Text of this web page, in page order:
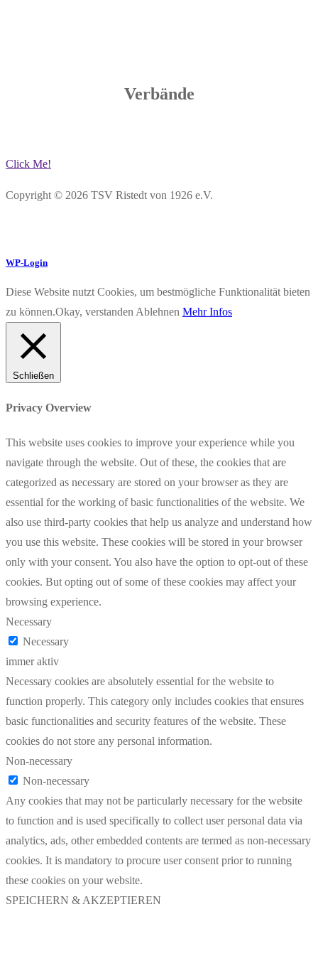
Verbände
Click Me!
Copyright © 2026 TSV Ristedt von 1926 e.V.
WP-Login
Diese Website nutzt Cookies, um bestmögliche Funktionalität bieten
zu können.Okay, verstanden Ablehnen Mehr Infos
Schließen
Privacy Overview
This website uses cookies to improve your experience while you
navigate through the website. Out of these, the cookies that are
categorized as necessary are stored on your browser as they are
essential for the working of basic functionalities of the website. We
also use third-party cookies that help us analyze and understand how
you use this website. These cookies will be stored in your browser
only with your consent. You also have the option to opt-out of these
cookies. But opting out of some of these cookies may affect your
browsing experience.
Necessary
Necessary
immer aktiv
Necessary cookies are absolutely essential for the website to
function properly. This category only includes cookies that ensures
basic functionalities and security features of the website. These
cookies do not store any personal information.
Non-necessary
Non-necessary
Any cookies that may not be particularly necessary for the website
to function and is used specifically to collect user personal data via
analytics, ads, other embedded contents are termed as non-necessary
cookies. It is mandatory to procure user consent prior to running
these cookies on your website.
SPEICHERN & AKZEPTIEREN